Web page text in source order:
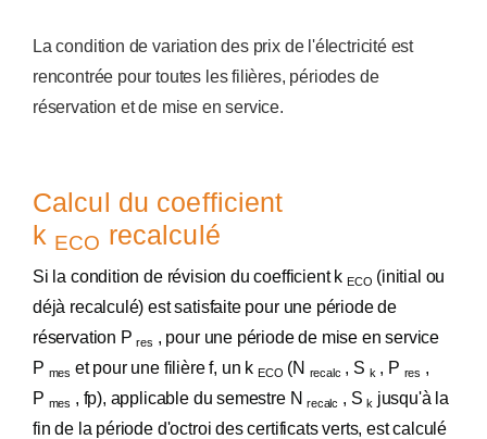
La condition de variation des prix de l'électricité est
rencontrée pour toutes les filières, périodes de
réservation et de mise en service.
Calcul du coefficient
k ECO recalculé
Si la condition de révision du coefficient k ECO (initial ou
déjà recalculé) est satisfaite pour une période de
réservation Pres , pour une période de mise en service
P mes et pour une filière f, un k ECO (N recalc , S k , P res ,
P mes , fp), applicable du semestre Nrecalc , Sk jusqu'à la
fin de la période d'octroi des certificats verts, est calculé